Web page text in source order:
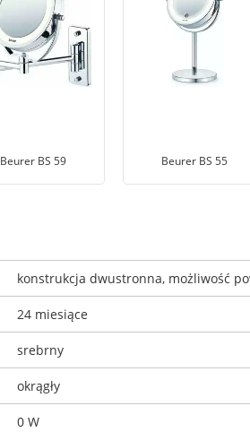
Beurer BS 59 Beurer BS 55
konstrukcja dwustronna, możliwość
24 miesiące
srebrny
okrągły
0 W